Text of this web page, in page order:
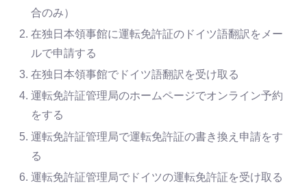
合のみ）
在独日本領事館に運転免許証のドイツ語翻訳をメー
ルで申請する
在独日本領事館でドイツ語翻訳を受け取る
運転免許証管理局のホームページでオンライン予約
をする
運転免許証管理局で運転免許証の書き換え申請をす
る
運転免許証管理局でドイツの運転免許証を受け取る